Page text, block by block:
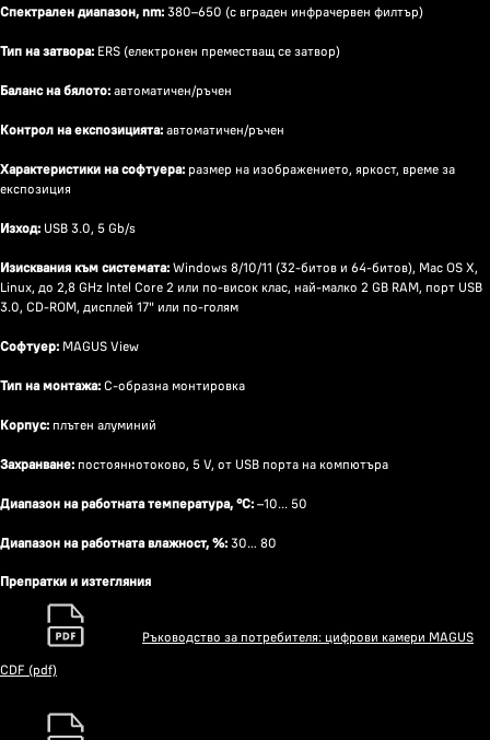
Спектрален диапазон, nm: 380–650 (с вграден инфрачервен филтър)
Тип на затвора: ERS (електронен преместващ се затвор)
Баланс на бялото: автоматичен/ръчен
Контрол на експозицията: автоматичен/ръчен
Характеристики на софтуера: размер на изображението, яркост, време за
експозиция
Изход: USB 3.0, 5 Gb/s
Изисквания към системата: Windows 8/10/11 (32-битов и 64-битов), Mac OS X,
Linux, до 2,8 GHz Intel Core 2 или по-висок клас, най-малко 2 GB RAM, порт USB
3.0, CD-ROM, дисплей 17" или по-голям
Софтуер: MAGUS View
Тип на монтажа: C-образна монтировка
Корпус: плътен алуминий
Захранване: постояннотоково, 5 V, от USB порта на компютъра
Диапазон на работната температура, °C: –10... 50
Диапазон на работната влажност, %: 30… 80
Препратки и изтегляния
Ръководство за потребителя: цифрови камери MAGUS
CDF (pdf)